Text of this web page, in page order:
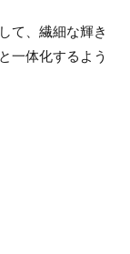
て、繊細な輝き
一体化するよう